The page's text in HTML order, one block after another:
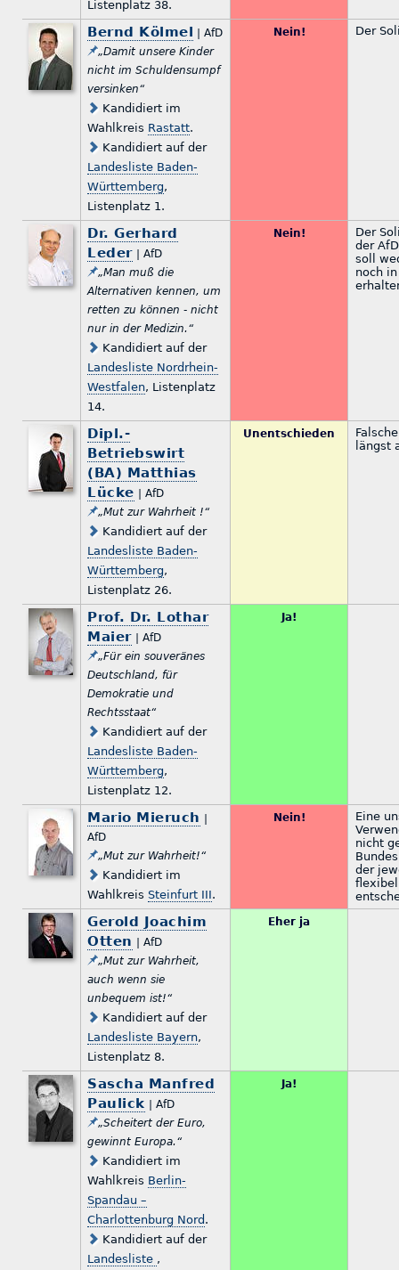
Listenplatz 38.
Bernd Kölmel
| AfD
„Damit unsere Kinder
nicht im Schuldensumpf
versinken“
Kandidiert im
Wahlkreis Rastatt.
Kandidiert auf der
Landesliste Baden-
Württemberg,
Listenplatz 1.
Nein! Der
Dr. Gerhard
Leder| AfD
„Man muß die
Alternativen kennen, um
retten zu können - nicht
nur in der Medizin.“
Kandidiert auf der
Landesliste Nordrhein-
Westfalen, Listenplatz
14.
Nein!
Der
der
soll
noch
Dipl.-
Betriebswirt
(BA) Matthias
Lücke | AfD
„Mut zur Wahrheit !“
Kandidiert auf der
Landesliste Baden-
Württemberg,
Listenplatz 26.
Unentschieden
längst
Prof. Dr. Lothar
Maier| AfD
„Für ein souveränes
Deutschland, für
Demokratie und
Rechtsstaat“
Kandidiert auf der
Landesliste Baden-
Württemberg,
Listenplatz 12.
Ja!
Mario Mieruch
AfD
„Mut zur Wahrheit!“
Kandidiert im
WahlkreisSteinfurt III.
Nein!
Eine
nicht
der
flexibel
Gerold Joachim
Otten
| AfD
„Mut zur Wahrheit,
auch wenn sie
unbequem ist!“
Kandidiert auf der
Landesliste Bayern,
Listenplatz 8.
Eher ja
Sascha Manfred
Paulick | AfD
„Scheitert der Euro,
gewinnt Europa.“
Kandidiert im
Wahlkreis Berlin-
Spandau –
Charlottenburg Nord .
Kandidiert auf der
Landesliste ,
Ja!